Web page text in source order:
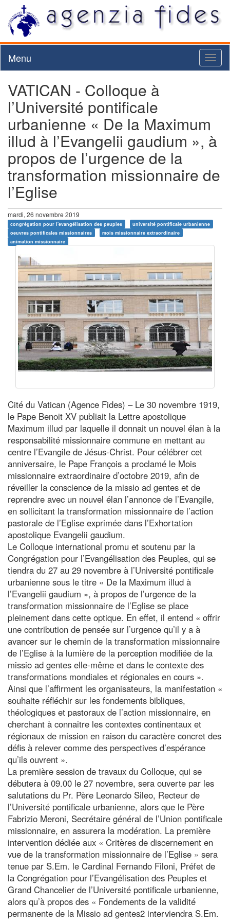
Menu
VATICAN - Colloque à
l’Université pontificale
urbanienne « De la Maximum
illud à l’Evangelii gaudium », à
propos de l’urgence de la
transformation missionnaire de
l’Eglise
mardi, 26 novembre 2019
congrégation pour l'evangélisation des peuples
université pontificale urbanienne
oeuvres pontificales missionnaires
mois missionnaire extraordinaire
animation missionnaire
Cité du Vatican (Agence Fides) – Le 30 novembre 1919,
le Pape Benoit XV publiait la Lettre apostolique
Maximum illud par laquelle il donnait un nouvel élan à la
responsabilité missionnaire commune en mettant au
centre l’Evangile de Jésus-Christ. Pour célébrer cet
anniversaire, le Pape François a proclamé le Mois
missionnaire extraordinaire d’octobre 2019, afin de
réveiller la conscience de la missio ad gentes et de
reprendre avec un nouvel élan l’annonce de l’Evangile,
en sollicitant la transformation missionnaire de l’action
pastorale de l’Eglise exprimée dans l’Exhortation
apostolique Evangelii gaudium.
Le Colloque international promu et soutenu par la
Congrégation pour l’Evangélisation des Peuples, qui se
tiendra du 27 au 29 novembre à l’Université pontificale
urbanienne sous le titre « De la Maximum illud à
l’Evangelii gaudium », à propos de l’urgence de la
transformation missionnaire de l’Eglise se place
pleinement dans cette optique. En effet, il entend « offrir
une contribution de pensée sur l’urgence qu’il y a à
avancer sur le chemin de la transformation missionnaire
de l’Eglise à la lumière de la perception modifiée de la
missio ad gentes elle-même et dans le contexte des
transformations mondiales et régionales en cours ».
Ainsi que l’affirment les organisateurs, la manifestation «
souhaite réfléchir sur les fondements bibliques,
théologiques et pastoraux de l’action missionnaire, en
cherchant à connaitre les contextes continentaux et
régionaux de mission en raison du caractère concret des
défis à relever comme des perspectives d’espérance
qu’ils ouvrent ».
La première session de travaux du Colloque, qui se
débutera à 09.00 le 27 novembre, sera ouverte par les
salutations du Pr. Père Leonardo Sileo, Recteur de
l’Université pontificale urbanienne, alors que le Père
Fabrizio Meroni, Secrétaire général de l’Union pontificale
missionnaire, en assurera la modération. La première
intervention dédiée aux « Critères de discernement en
vue de la transformation missionnaire de l’Eglise » sera
tenue par S.Em. le Cardinal Fernando Filoni, Préfet de
la Congrégation pour l’Evangélisation des Peuples et
Grand Chancelier de l’Université pontificale urbanienne,
alors qu’à propos des « Fondements de la validité
permanente de la Missio ad gentes2 interviendra S.Em.